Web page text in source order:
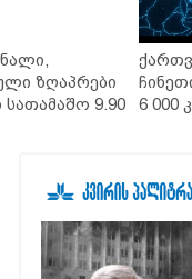
სათამაშო 9.90
6 000